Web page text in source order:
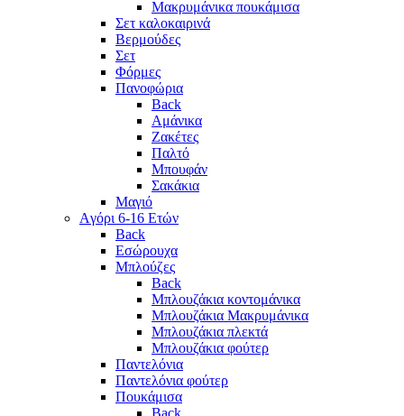
Μακρυμάνικα πουκάμισα
Σετ καλοκαιρινά
Βερμούδες
Σετ
Φόρμες
Πανοφώρια
Back
Αμάνικα
Ζακέτες
Παλτό
Μπουφάν
Σακάκια
Μαγιό
Aγόρι 6-16 Ετών
Back
Eσώρουχα
Μπλούζες
Back
Μπλουζάκια κοντομάνικα
Μπλουζάκια Μακρυμάνικα
Μπλουζάκια πλεκτά
Μπλουζάκια φούτερ
Παντελόνια
Παντελόνια φούτερ
Πουκάμισα
Back